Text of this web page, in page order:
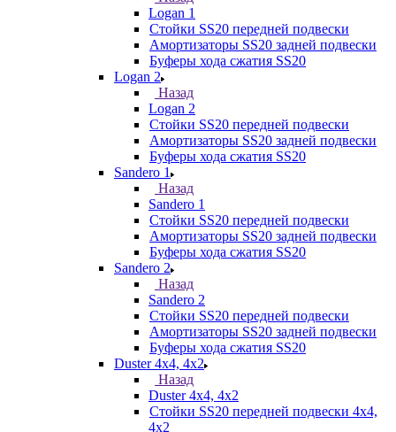
Logan 1
Стойки SS20 передней подвески
Амортизаторы SS20 задней подвески
Буферы хода сжатия SS20
Logan 2
Назад
Logan 2
Стойки SS20 передней подвески
Амортизаторы SS20 задней подвески
Буферы хода сжатия SS20
Sandero 1
Назад
Sandero 1
Стойки SS20 передней подвески
Амортизаторы SS20 задней подвески
Буферы хода сжатия SS20
Sandero 2
Назад
Sandero 2
Стойки SS20 передней подвески
Амортизаторы SS20 задней подвески
Буферы хода сжатия SS20
Duster 4х4, 4x2
Назад
Duster 4х4, 4x2
Стойки SS20 передней подвески 4х4,
4x2